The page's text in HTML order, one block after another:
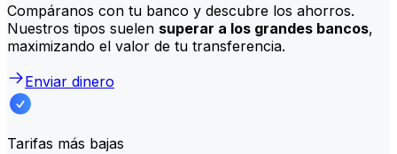
Compáranos con tu banco y descubre los ahorros.
Nuestros tipos suelen superar a los grandes bancos,
maximizando el valor de tu transferencia.
Enviar dinero
Tarifas más bajas